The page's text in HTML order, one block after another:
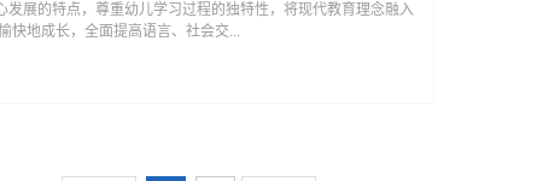
展的特点，尊重幼儿学习过程的独特性，将现代教育理念融入
快地成长，全面提高语言、社会交...